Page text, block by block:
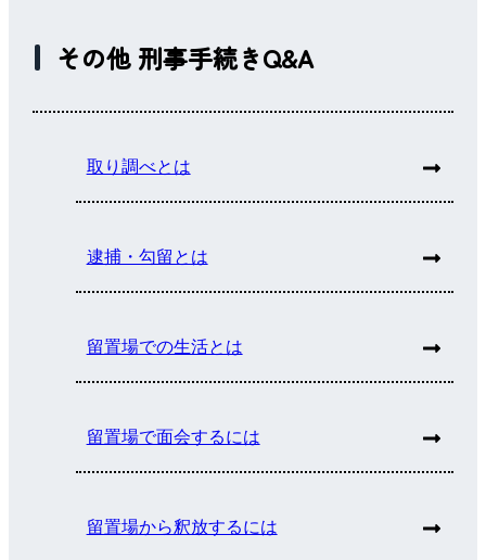
その他 刑事手続きQ&A
取り調べとは
逮捕・勾留とは
留置場での生活とは
留置場で面会するには
留置場から釈放するには